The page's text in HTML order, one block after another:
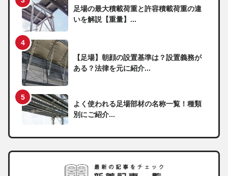
足場の最大積載荷重と許容積載荷重の違
いを解説【重量】...
【足場】朝顔の設置基準は？設置義務が
ある？法律を元に紹介...
よく使われる足場部材の名称一覧！種類
別にご紹介...